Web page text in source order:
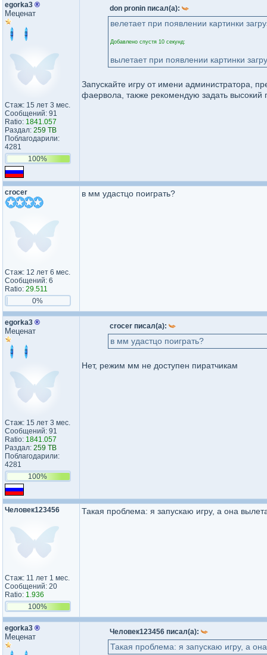
egorka3 ®
Меценат
Стаж: 15 лет 3 мес.
Сообщений: 91
Ratio: 1841.057
Раздал: 259 TB
Поблагодарили:
4281
100%
don pronin писал(а):
велетает при появлении картинки
Добавлено спустя 10 секунд:
вылетает при появлении картинки
Запускайте игру от имени администратора,
фаервола, также рекомендую задать высокий
crocer
Стаж: 12 лет 6 мес.
Сообщений: 6
Ratio: 29.511
0%
в мм удастцо поиграть?
egorka3 ®
Меценат
Стаж: 15 лет 3 мес.
Сообщений: 91
Ratio: 1841.057
Раздал: 259 TB
Поблагодарили:
4281
100%
crocer писал(а):
в мм удастцо поиграть?
Нет, режим мм не доступен пиратчикам
Человек123456
Стаж: 11 лет 1 мес.
Сообщений: 20
Ratio: 1.936
100%
Такая проблема: я запускаю игру, а она
egorka3 ®
Меценат
Человек123456 писал(а):
Такая проблема: я запускаю игру, а